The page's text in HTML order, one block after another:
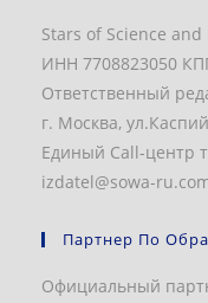
Stars of Science
ИНН 7708823050
Ответственный
г. Москва,
Единый Call-центр
izdatel@sowa-
Партнер По
Официальный